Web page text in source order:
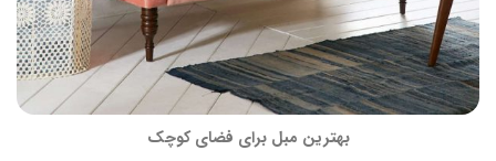
بهترین مبل برای فضای کوچک